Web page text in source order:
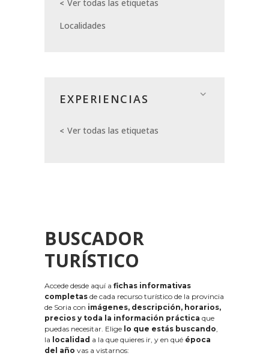
Ver todas las etiquetas
Localidades
EXPERIENCIAS
Ver todas las etiquetas
BUSCADOR
TURÍSTICO
Accede desde aquí a fichas informativas
completas de cada recurso turístico de la provincia
de Soria con imágenes, descripción, horarios,
precios y toda la información práctica que
puedas necesitar. Elige lo que estás buscando,
la localidad a la que quieres ir, y en qué época
del año vas a vistarnos: